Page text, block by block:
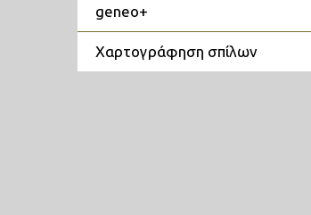
geneo+
χαρτογράφηση σπίλων